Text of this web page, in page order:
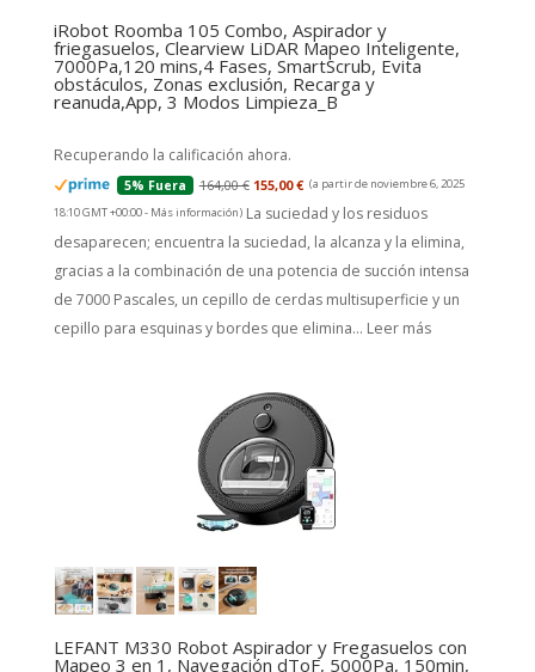
iRobot Roomba 105 Combo, Aspirador y
friegasuelos, Clearview LiDAR Mapeo Inteligente,
7000Pa,120 mins,4 Fases, SmartScrub, Evita
obstáculos, Zonas exclusión, Recarga y
reanuda,App, 3 Modos Limpieza_B
Recuperando la calificación ahora.
5% Fuera 164,00 € 155,00 € (a partir de noviembre 6, 2025
18:10 GMT +00:00 - Más información) La suciedad y los residuos
desaparecen; encuentra la suciedad, la alcanza y la elimina,
gracias a la combinación de una potencia de succión intensa
de 7000 Pascales, un cepillo de cerdas multisuperficie y un
cepillo para esquinas y bordes que elimina... Leer más
LEFANT M330 Robot Aspirador y Fregasuelos con
Mapeo 3 en 1, Navegación dToF, 5000Pa, 150min,